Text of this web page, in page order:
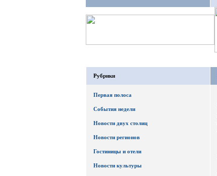
Рубрики
Первая полоса
События недели
Новости двух столиц
Новости регионов
Гостиницы и отели
Новости культуры